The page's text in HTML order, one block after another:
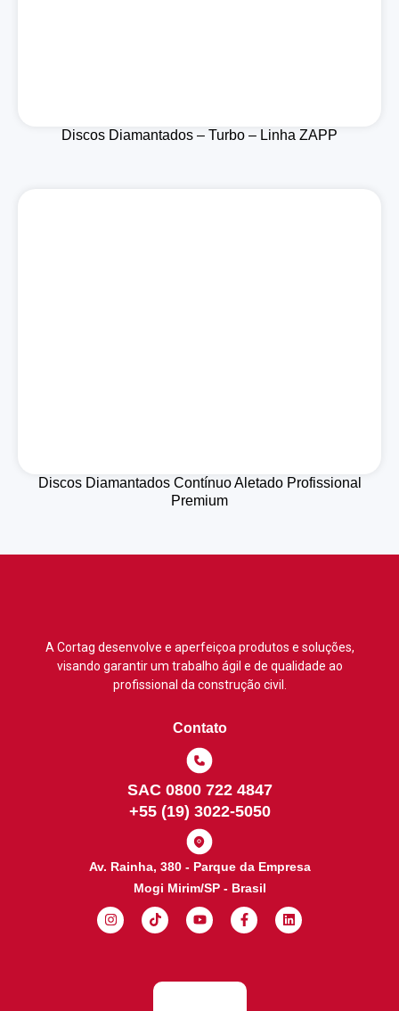
Discos Diamantados – Turbo – Linha ZAPP
Discos Diamantados Contínuo Aletado Profissional
Premium
A Cortag desenvolve e aperfeiçoa produtos e soluções,
visando garantir um trabalho ágil e de qualidade ao
profissional da construção civil.
Contato
SAC 0800 722 4847
+55 (19) 3022-5050
Av. Rainha, 380 - Parque da Empresa
Mogi Mirim/SP - Brasil